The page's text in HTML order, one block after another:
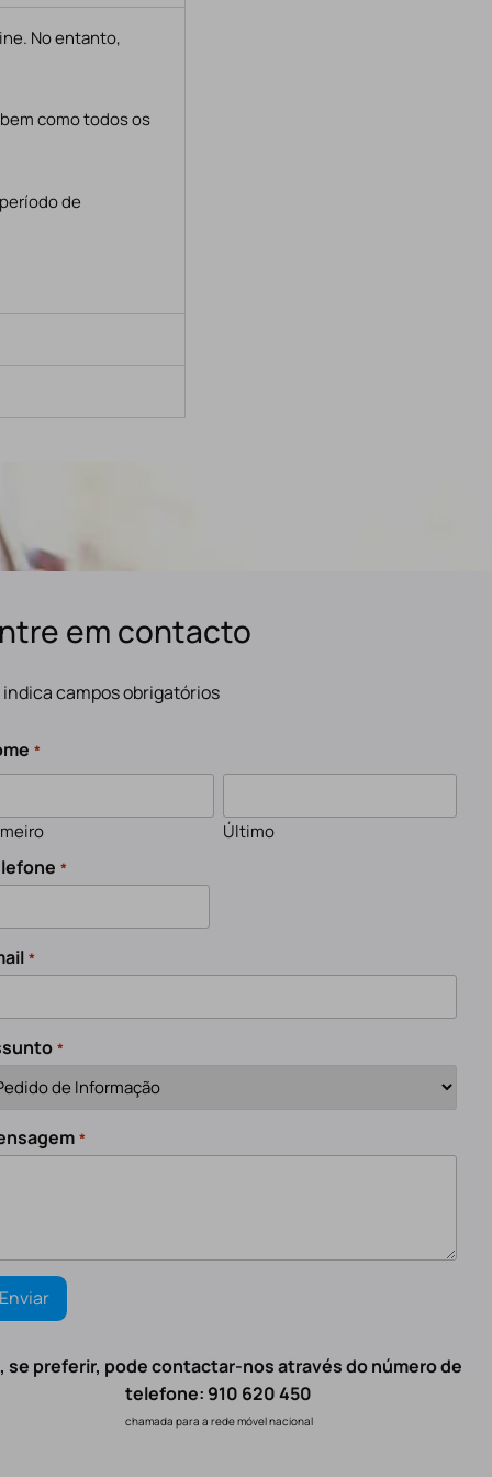
No entanto,
como todos os
de
em contacto
indica campos obrigatórios
*
Último
*
*
*
*
se preferir, pode contactar-nos através do número de
telefone: 910 620 450
chamada para a rede móvel nacional